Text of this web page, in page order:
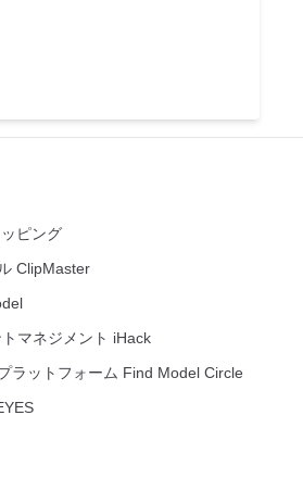
ピング
ClipMaster
マネジメント iHack
ラットフォーム Find Model Circle